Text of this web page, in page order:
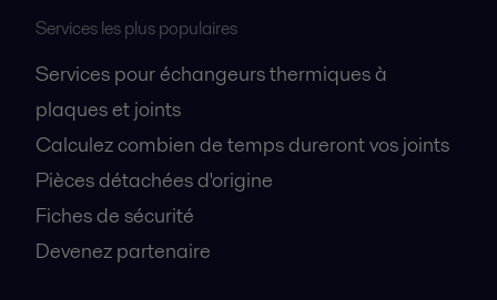
Services les plus populaires
Services pour échangeurs thermiques à
plaques et joints
Calculez combien de temps dureront vos joints
Pièces détachées d'origine
Fiches de sécurité
Devenez partenaire